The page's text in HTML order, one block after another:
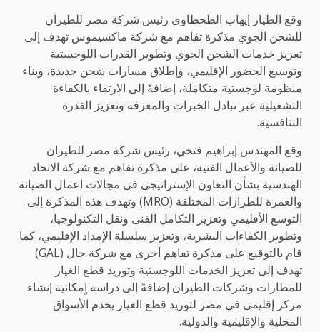
وقع الطيار إيهاب الطحطاوي رئيس شركة مصر للطيران
للشحن الجوي مذكرة تفاهم مع شركة ماكسيموس تهدف إلى
تعزيز خدمات الشحن الجوي وتطوير القدرات اللوجستية
وتوسيع الحضور الإقليمي، وإطلاق مسارات شحن جديدة، وبناء
منظومة لوجستية متكاملة، إضافةً إلى الارتقاء بالكفاءة
التشغيلية عبر تبادل الخبرات والمعرفة وتعزيز القدرة
التنافسية.
وقع المهندس إبراهيم فتحي، رئيس شركة مصر للطيران
للصيانة والأعمال الفنية، على مذكرة تفاهم مع شركة الاتحاد
الهندسية بشأن التعاون الإستراتيجي في مجالات اعمال الصيانة
والعمرة للطرازات المختلفة (MRO) وتهدف هذه المذكرة إلى
التوسع الأقليمي وتعزيز التكامل الفنى ونقل التكنولوجيا،
وتطوير الكفاءات البشرية، وتعزيز سلسلة الإمداد الإقليمي، كما
قام بالتوقيع على مذكرة تفاهم أخرى مع شركة جال (GAL)
تهدف إلى تعزيز الخدمات اللوجستية وتوريد قطع الغيار
للمطارات وشركات الطيران إضافةً إلى دراسة اٍمكانية إنشاء
مركز إقليمي في مصر لتوريد قطع الغيار يخدم الأسواق
المحلية والإقليمية والدولية.